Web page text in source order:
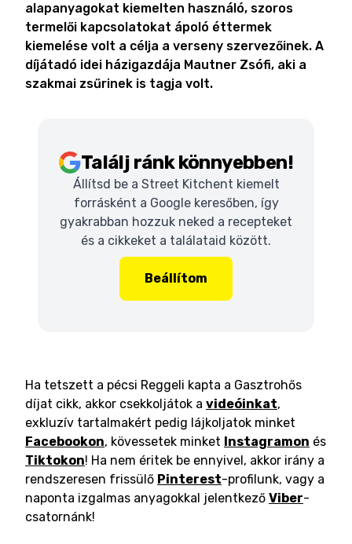
alapanyagokat kiemelten használó, szoros
termelői kapcsolatokat ápoló éttermek
kiemelése volt a célja a verseny szervezőinek. A
díjátadó idei házigazdája Mautner Zsófi, aki a
szakmai zsűrinek is tagja volt.
Találj ránk könnyebben!
Állítsd be a Street Kitchent kiemelt
forrásként a Google keresőben, így
gyakrabban hozzuk neked a recepteket
és a cikkeket a találataid között.
Beállítom
Ha tetszett a pécsi Reggeli kapta a Gasztrohős
díjat cikk, akkor csekkoljátok a videóinkat,
exkluzív tartalmakért pedig lájkoljatok minket
Facebookon, kövessetek minket Instagramon és
Tiktokon! Ha nem éritek be ennyivel, akkor irány a
rendszeresen frissülő Pinterest-profilunk, vagy a
naponta izgalmas anyagokkal jelentkező Viber-
csatornánk!